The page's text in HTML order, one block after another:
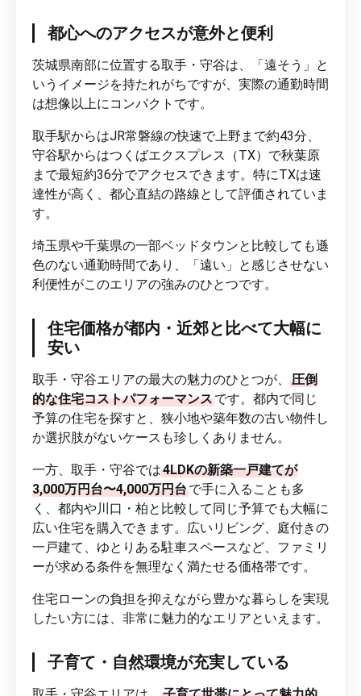
都心へのアクセスが意外と便利
茨城県南部に位置する取手・守谷は、「遠そう」と
いうイメージを持たれがちですが、実際の通勤時間
は想像以上にコンパクトです。
取手駅からはJR常磐線の快速で上野まで約43分、
守谷駅からはつくばエクスプレス（TX）で秋葉原
まで最短約36分でアクセスできます。特にTXは速
達性が高く、都心直結の路線として評価されていま
す。
埼玉県や千葉県の一部ベッドタウンと比較しても遜
色のない通勤時間であり、「遠い」と感じさせない
利便性がこのエリアの強みのひとつです。
住宅価格が都内・近郊と比べて大幅に
安い
取手・守谷エリアの最大の魅力のひとつが、
圧倒
的な住宅コストパフォーマンスです。都内で同じ
予算の住宅を探すと、狭小地や築年数の古い物件し
か選択肢がないケースも珍しくありません。
一方、取手・守谷では4LDKの新築一戸建てが
3,000万円台〜4,000万円台で手に入ることも多
く、都内や川口・柏と比較して同じ予算でも大幅に
広い住宅を購入できます。広いリビング、庭付きの
一戸建て、ゆとりある駐車スペースなど、ファミリ
ーが求める条件を無理なく満たせる価格帯です。
住宅ローンの負担を抑えながら豊かな暮らしを実現
したい方には、非常に魅力的なエリアといえます。
子育て・自然環境が充実している